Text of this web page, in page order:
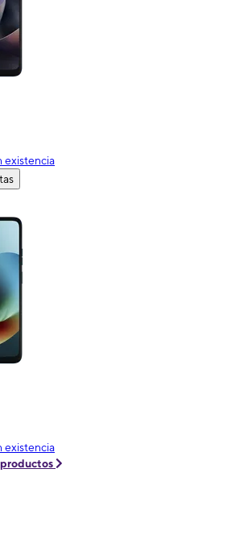
existencia
existencia